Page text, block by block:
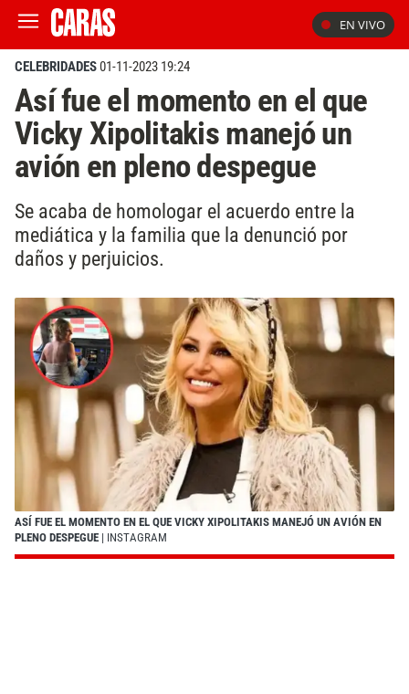
EN VIVO
CELEBRIDADES01-11-2023 19:24
Así fue el momento en el que
Vicky Xipolitakis manejó un
avión en pleno despegue
Se acaba de homologar el acuerdo entre la
mediática y la familia que la denunció por
daños y perjuicios.
ASÍ FUE EL MOMENTO EN EL QUE VICKY XIPOLITAKIS MANEJÓ UN AVIÓN EN
PLENO DESPEGUE | INSTAGRAM